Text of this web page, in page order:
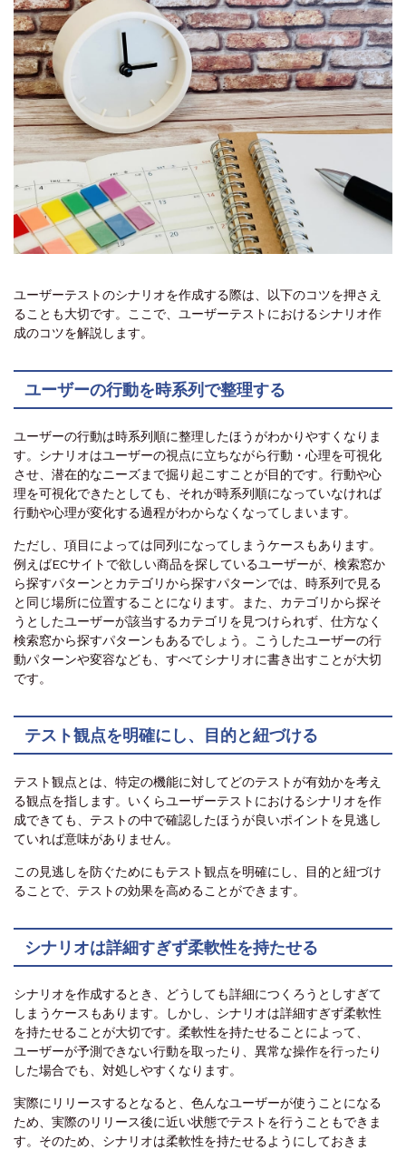
ユーザーテストのシナリオを作成する際は、以下のコツを押さえ
ることも大切です。ここで、ユーザーテストにおけるシナリオ作
成のコツを解説します。
ユーザーの行動を時系列で整理する
ユーザーの行動は時系列順に整理したほうがわかりやすくなりま
す。シナリオはユーザーの視点に立ちながら行動・心理を可視化
させ、潜在的なニーズまで掘り起こすことが目的です。行動や心
理を可視化できたとしても、それが時系列順になっていなければ
行動や心理が変化する過程がわからなくなってしまいます。
ただし、項目によっては同列になってしまうケースもあります。
例えばECサイトで欲しい商品を探しているユーザーが、検索窓か
ら探すパターンとカテゴリから探すパターンでは、時系列で見る
と同じ場所に位置することになります。また、カテゴリから探そ
うとしたユーザーが該当するカテゴリを見つけられず、仕方なく
検索窓から探すパターンもあるでしょう。こうしたユーザーの行
動パターンや変容なども、すべてシナリオに書き出すことが大切
です。
テスト観点を明確にし、目的と紐づける
テスト観点とは、特定の機能に対してどのテストが有効かを考え
る観点を指します。いくらユーザーテストにおけるシナリオを作
成できても、テストの中で確認したほうが良いポイントを見逃し
ていれば意味がありません。
この見逃しを防ぐためにもテスト観点を明確にし、目的と紐づけ
ることで、テストの効果を高めることができます。
シナリオは詳細すぎず柔軟性を持たせる
シナリオを作成するとき、どうしても詳細につくろうとしすぎて
しまうケースもあります。しかし、シナリオは詳細すぎず柔軟性
を持たせることが大切です。柔軟性を持たせることによって、
ユーザーが予測できない行動を取ったり、異常な操作を行ったり
した場合でも、対処しやすくなります。
実際にリリースするとなると、色んなユーザーが使うことになる
ため、実際のリリース後に近い状態でテストを行うこともできま
す。そのため、シナリオは柔軟性を持たせるようにしておきま